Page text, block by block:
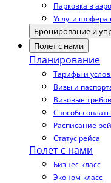
Парковка в
Услуги шофера
Бронирование и
Полет с нами
Планирование
Тарифы и
Визы и
Визовые
Способы
Расписание
Статус рейса
Полет с нами
Бизнес-класс
Эконом-класс